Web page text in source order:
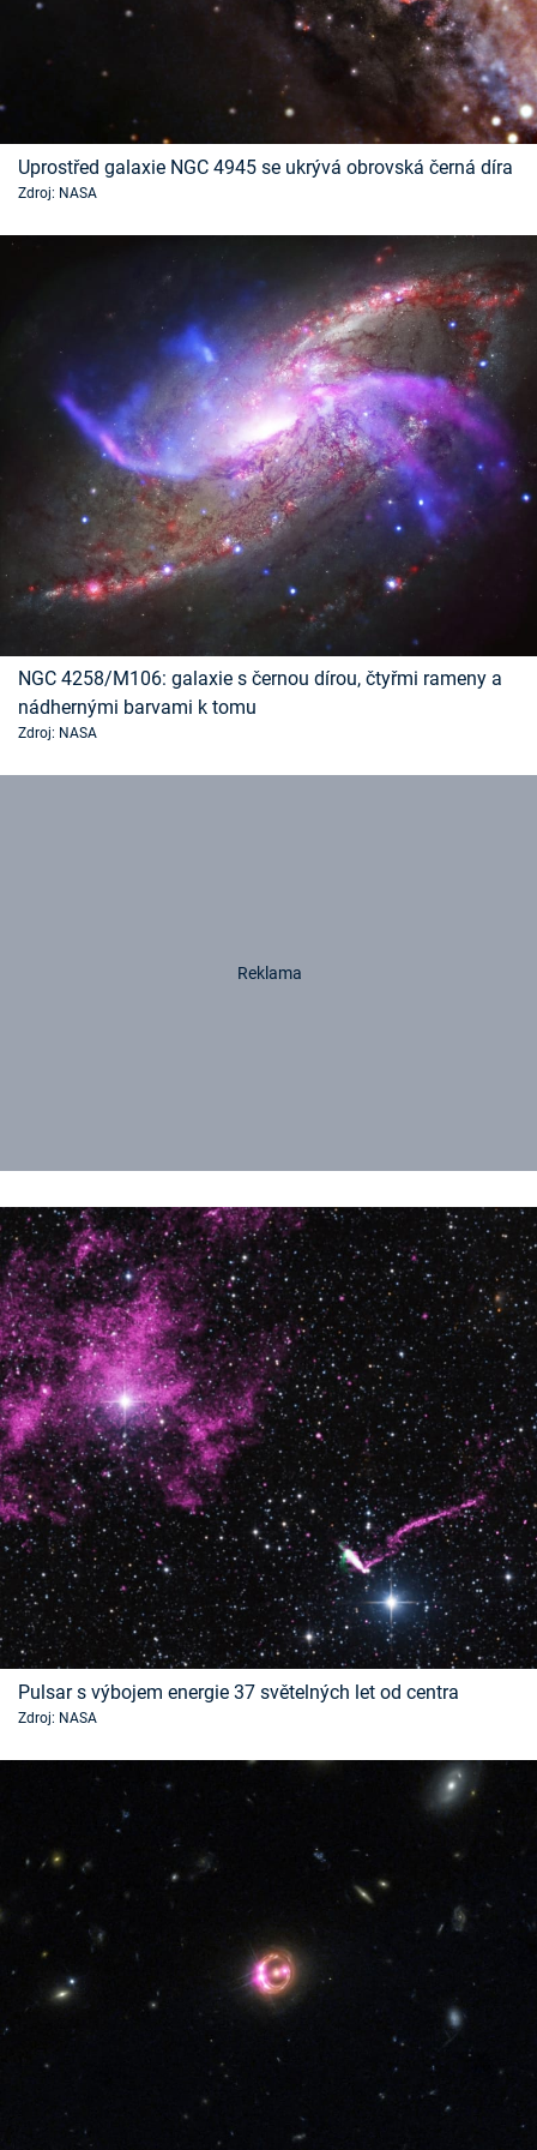
Sledujte prima+
Přihlášení
Uprostřed galaxie NGC 4945 se ukrývá obrovská černá díra
Zdroj: NASA
NGC 4258/M106: galaxie s černou dírou, čtyřmi rameny a
nádhernými barvami k tomu
Zdroj: NASA
Pulsar s výbojem energie 37 světelných let od centra
Zdroj: NASA